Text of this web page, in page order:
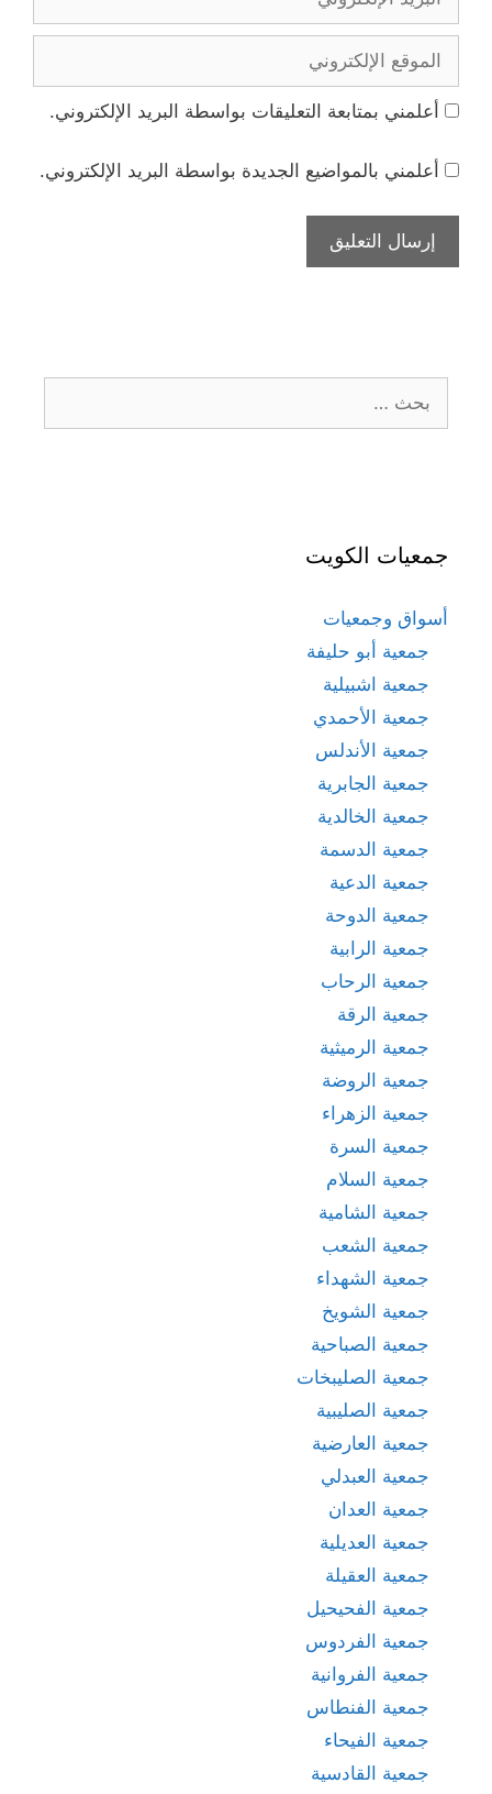
الإلكتروني
الموقع
الإلكتروني
أعلمني بمتابعة التعليقات بواسطة البريد الإلكتروني.
أعلمني بالمواضيع الجديدة بواسطة البريد الإلكتروني.
عن:
جمعيات الكويت
أسواق وجمعيات
جمعية أبو حليفة
جمعية اشبيلية
جمعية الأحمدي
جمعية الأندلس
جمعية الجابرية
جمعية الخالدية
جمعية الدسمة
جمعية الدعية
جمعية الدوحة
جمعية الرابية
جمعية الرحاب
جمعية الرقة
جمعية الرميثية
جمعية الروضة
جمعية الزهراء
جمعية السرة
جمعية السلام
جمعية الشامية
جمعية الشعب
جمعية الشهداء
جمعية الشويخ
جمعية الصباحية
جمعية الصليبخات
جمعية الصليبية
جمعية العارضية
جمعية العبدلي
جمعية العدان
جمعية العديلية
جمعية العقيلة
جمعية الفحيحيل
جمعية الفردوس
جمعية الفروانية
جمعية الفنطاس
جمعية الفيحاء
جمعية القادسية